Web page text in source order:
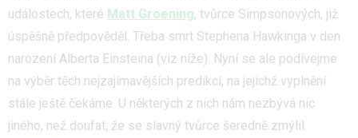
událostech, které Matt Groening, tvůrce Simpsonových, již
úspěšně předpověděl. Třeba smrt Stephena Hawkinga v den
narození Alberta Einsteina (viz níže). Nyní se ale podívejme
na výběr těch nejzajímavějších predikcí, na jejichž vyplnění
stále ještě čekáme. U některých z nich nám nezbývá nic
jiného, než doufat, že se slavný tvůrce šeredně zmýlil.